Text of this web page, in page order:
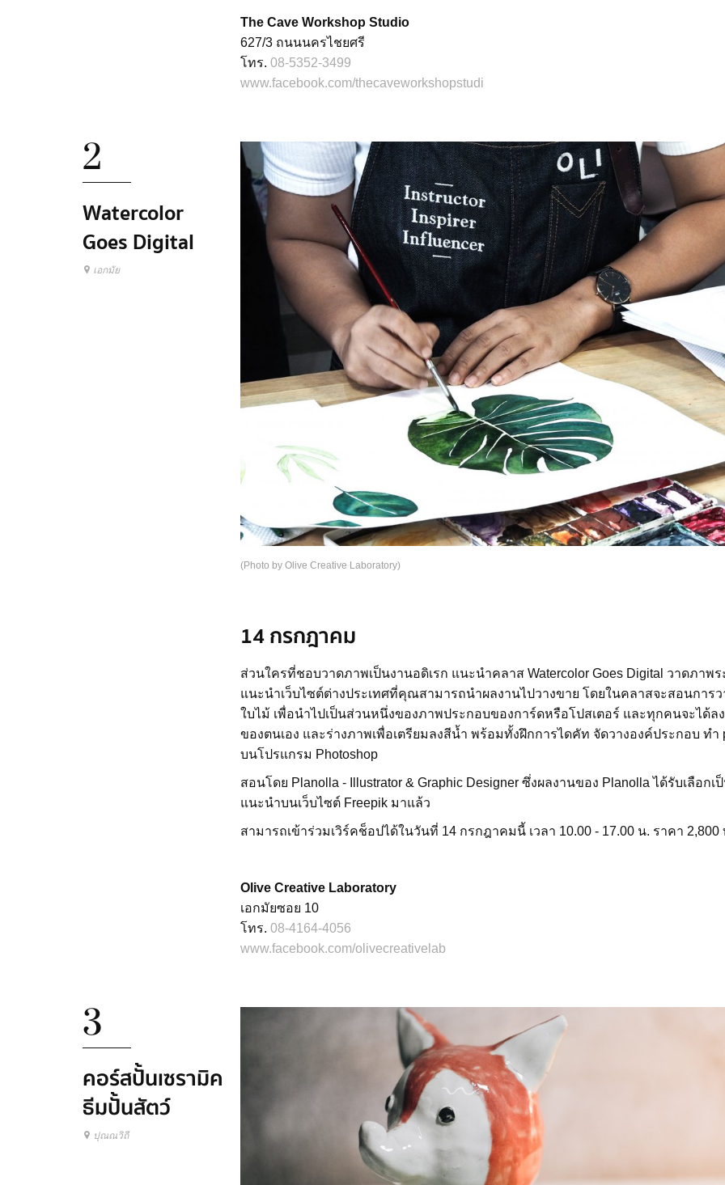
The Cave Workshop Studio
627/3 ถนนนครไชยศรี
โทร. 08-5352-3499
www.facebook.com/thecaveworkshopstudi
2
Watercolor
Goes Digital
เอกมัย
(Photo by Olive Creative Laboratory)
14 กรกฎาคม
ส่วนใครที่ชอบวาดภาพเป็นงานอดิเรก แนะนำคลาส Watercolor Goes Digital วาดภาพ
แนะนำเว็บไซต์ต่างประเทศที่คุณสามารถนำผลงานไปวางขาย โดยในคลาสจะสอนการ
ใบไม้ เพื่อนำไปเป็นส่วนหนึ่งของภาพประกอบของการ์ดหรือโปสเตอร์ และทุกคนจะได้
ของตนเอง และร่างภาพเพื่อเตรียมลงสีน้ำ พร้อมทั้งฝึกการไดคัท จัดวางองค์ประกอบ ทำ
บนโปรแกรม Photoshop
สอนโดย Planolla - Illustrator & Graphic Designer ซึ่งผลงานของ Planolla ได้รับเลือกเ
แนะนำบนเว็บไซต์ Freepik มาแล้ว
สามารถเข้าร่วมเวิร์คช็อปได้ในวันที่ 14 กรกฎาคมนี้ เวลา 10.00 - 17.00 น. ราคา
Olive Creative Laboratory
เอกมัยซอย 10
โทร. 08-4164-4056
www.facebook.com/olivecreativelab
3
คอร์สปั้นเซรามิค
ธีมปั้นสัตว์
ปุณณวิถี